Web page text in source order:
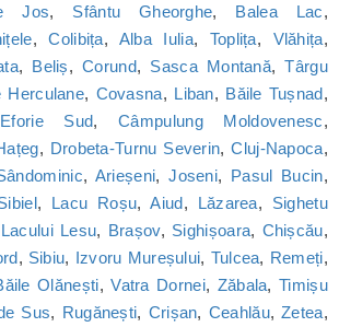
Jos, Sfântu Gheorghe, Balea Lac,
,Colibița, Alba Iulia, Toplița, Vlăhița,
, Beliș,Corund, Sasca Montană,Târgu
Herculane, Covasna, Liban, Băile Tușnad,
Eforie Sud,Câmpulung Moldovenesc,
, Drobeta-Turnu Severin,Cluj-Napoca,
, Arieșeni,Joseni, Pasul Bucin,
, Lacu Roșu,Aiud, Lăzarea, Sighetu
Lesu, Brașov, Sighișoara, Chișcău,
, Sibiu, Izvoru Mureșului, Tulcea, Remeți,
Olănești,Vatra Dornei, Zăbala,Timișu
Sus, Rugănești, Crișan, Ceahlău,Zetea,